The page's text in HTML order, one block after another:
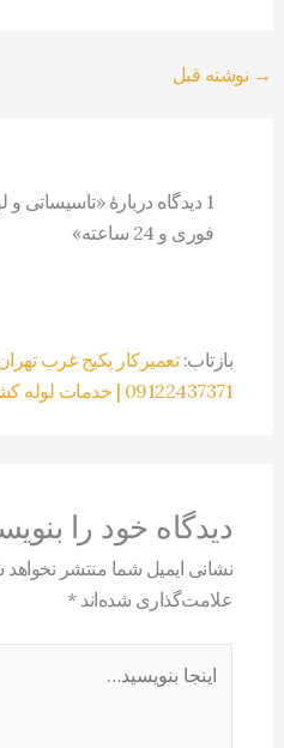
→ نوشته قبل
1 دیدگاه دربارهٔ «تاسیساتی
فوری و 24 ساعته»
بازتاب:تعمیرکار پکیج غرب
09122437371 | خدمات لوله کشی تهران 09122437371
دیدگاه‌ خود را
نشانی ایمیل شما منتشر
علامت‌گذاری شده‌اند*
بنویسید…